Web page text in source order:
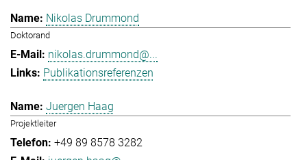
Nikolas Drummond
Doktorand
nikolas.drummond@...
Publikationsreferenzen
Juergen Haag
Projektleiter
+49 89 8578 3282